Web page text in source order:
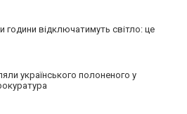
години відключатимуть світло: це
українського полоненого у